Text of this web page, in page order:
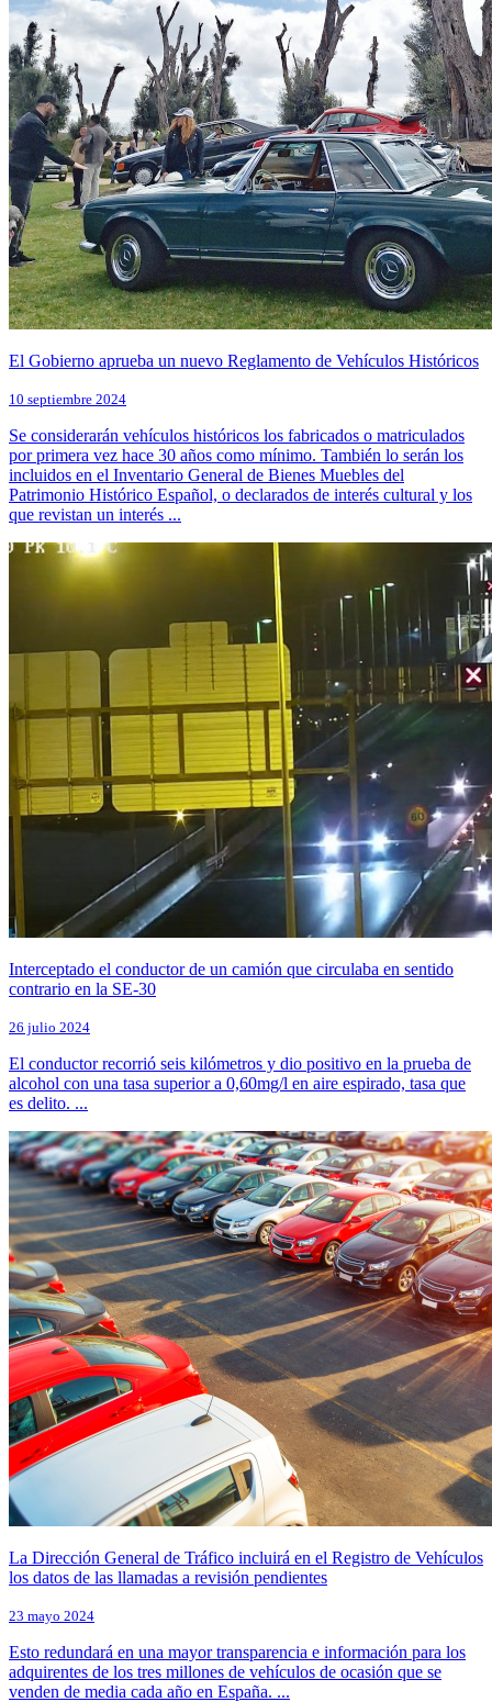
El Gobierno aprueba un nuevo Reglamento de Vehículos Históricos
10 septiembre 2024
Se considerarán vehículos históricos los fabricados o matriculados
por primera vez hace 30 años como mínimo. También lo serán los
incluidos en el Inventario General de Bienes Muebles del
Patrimonio Histórico Español, o declarados de interés cultural y los
que revistan un interés ...
Interceptado el conductor de un camión que circulaba en sentido
contrario en la SE-30
26 julio 2024
El conductor recorrió seis kilómetros y dio positivo en la prueba de
alcohol con una tasa superior a 0,60mg/l en aire espirado, tasa que
es delito. ...
La Dirección General de Tráfico incluirá en el Registro de Vehículos
los datos de las llamadas a revisión pendientes
23 mayo 2024
Esto redundará en una mayor transparencia e información para los
adquirentes de los tres millones de vehículos de ocasión que se
venden de media cada año en España. ...